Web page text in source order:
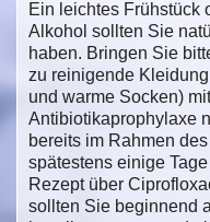
Ein leichtes Frühstück
Alkohol sollten Sie
haben. Bringen Sie
zu reinigende
und warme Socken)
Antibiotikaprophylaxe
bereits im Rahmen
spätestens einige
Rezept über
sollten Sie beginnend